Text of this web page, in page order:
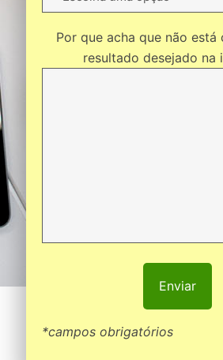
Por que acha que não está
resultado desejado na
*campos obrigatórios